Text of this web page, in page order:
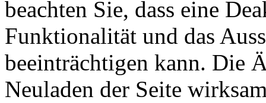
beachten Sie, dass eine
Funktionalität und das
beeinträchtigen kann. Die
Neuladen der Seite